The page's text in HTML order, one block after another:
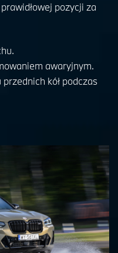
pozycji za
awaryjnym.
kół podczas